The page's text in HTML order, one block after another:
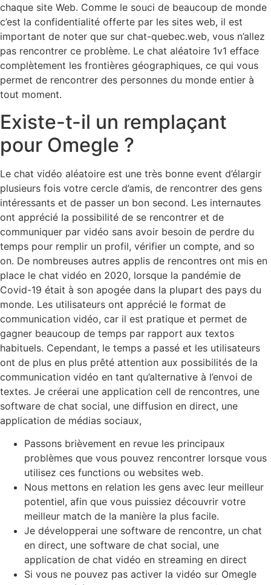
chaque site Web. Comme le souci de beaucoup de monde
c’est la confidentialité offerte par les sites web, il est
important de noter que sur chat-quebec.web, vous n’allez
pas rencontrer ce problème. Le chat aléatoire 1v1 efface
complètement les frontières géographiques, ce qui vous
permet de rencontrer des personnes du monde entier à
tout moment.
Existe-t-il un remplaçant
pour Omegle ?
Le chat vidéo aléatoire est une très bonne event d’élargir
plusieurs fois votre cercle d’amis, de rencontrer des gens
intéressants et de passer un bon second. Les internautes
ont apprécié la possibilité de se rencontrer et de
communiquer par vidéo sans avoir besoin de perdre du
temps pour remplir un profil, vérifier un compte, and so
on. De nombreuses autres applis de rencontres ont mis en
place le chat vidéo en 2020, lorsque la pandémie de
Covid-19 était à son apogée dans la plupart des pays du
monde. Les utilisateurs ont apprécié le format de
communication vidéo, car il est pratique et permet de
gagner beaucoup de temps par rapport aux textos
habituels. Cependant, le temps a passé et les utilisateurs
ont de plus en plus prêté attention aux possibilités de la
communication vidéo en tant qu’alternative à l’envoi de
textes. Je créerai une application cell de rencontres, une
software de chat social, une diffusion en direct, une
application de médias sociaux,
Passons brièvement en revue les principaux
problèmes que vous pouvez rencontrer lorsque vous
utilisez ces functions ou websites web.
Nous mettons en relation les gens avec leur meilleur
potentiel, afin que vous puissiez découvrir votre
meilleur match de la manière la plus facile.
Je développerai une software de rencontre, un chat
en direct, une software de chat social, une
application de chat vidéo en streaming en direct
Si vous ne pouvez pas activer la vidéo sur Omegle